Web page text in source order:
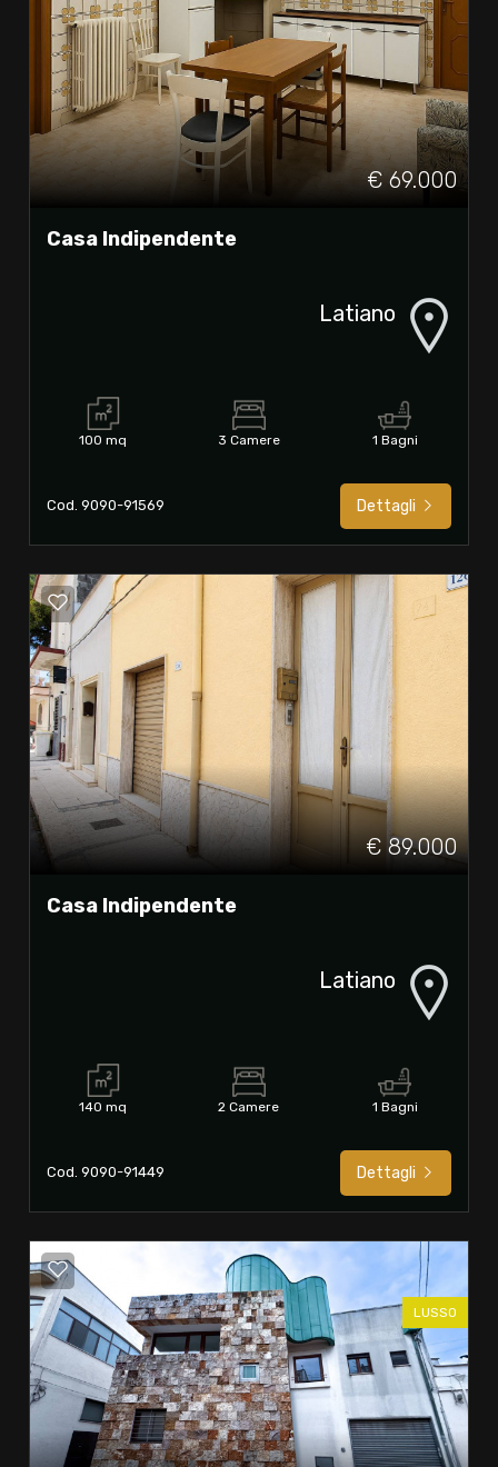
€ 69.000
Casa Indipendente
Latiano
100 mq 3 Camere 1 Bagni
Cod. 9090-91569 Dettagli
€ 89.000
Casa Indipendente
Latiano
140 mq 2 Camere 1 Bagni
Cod. 9090-91449 Dettagli
LUSSO